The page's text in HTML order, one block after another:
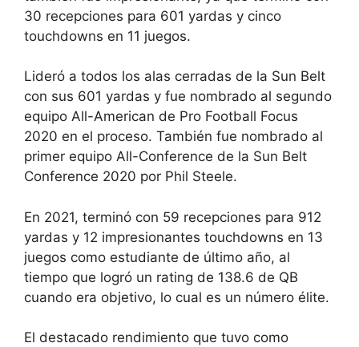
30 recepciones para 601 yardas y cinco
touchdowns en 11 juegos.
Lideró a todos los alas cerradas de la Sun Belt
con sus 601 yardas y fue nombrado al segundo
equipo All-American de Pro Football Focus
2020 en el proceso. También fue nombrado al
primer equipo All-Conference de la Sun Belt
Conference 2020 por Phil Steele.
En 2021, terminó con 59 recepciones para 912
yardas y 12 impresionantes touchdowns en 13
juegos como estudiante de último año, al
tiempo que logró un rating de 138.6 de QB
cuando era objetivo, lo cual es un número élite.
El destacado rendimiento que tuvo como